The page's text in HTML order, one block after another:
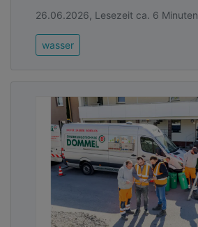
26.06.2026, Lesezeit ca. 6 Minuten
wasser